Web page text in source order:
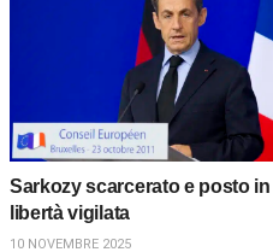
Sarkozy scarcerato e posto in
libertà vigilata
10 NOVEMBRE 2025